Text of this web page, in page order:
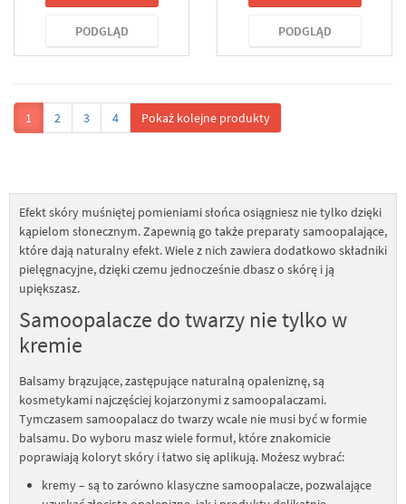
PODGLĄD PODGLĄD
1 2 3 4 Pokaż kolejne produkty
Efekt skóry muśniętej pomieniami słońca osiągniesz nie tylko dzięki
kąpielom słonecznym. Zapewnią go także preparaty samoopalające,
które dają naturalny efekt. Wiele z nich zawiera dodatkowo składniki
pielęgnacyjne, dzięki czemu jednocześnie dbasz o skórę i ją
upiększasz.
Samoopalacze do twarzy nie tylko w
kremie
Balsamy brązujące, zastępujące naturalną opaleniznę, są
kosmetykami najczęściej kojarzonymi z samoopalaczami.
Tymczasem samoopalacz do twarzy wcale nie musi być w formie
balsamu. Do wyboru masz wiele formuł, które znakomicie
poprawiają koloryt skóry i łatwo się aplikują. Możesz wybrać:
kremy – są to zarówno klasyczne samoopalacze, pozwalające